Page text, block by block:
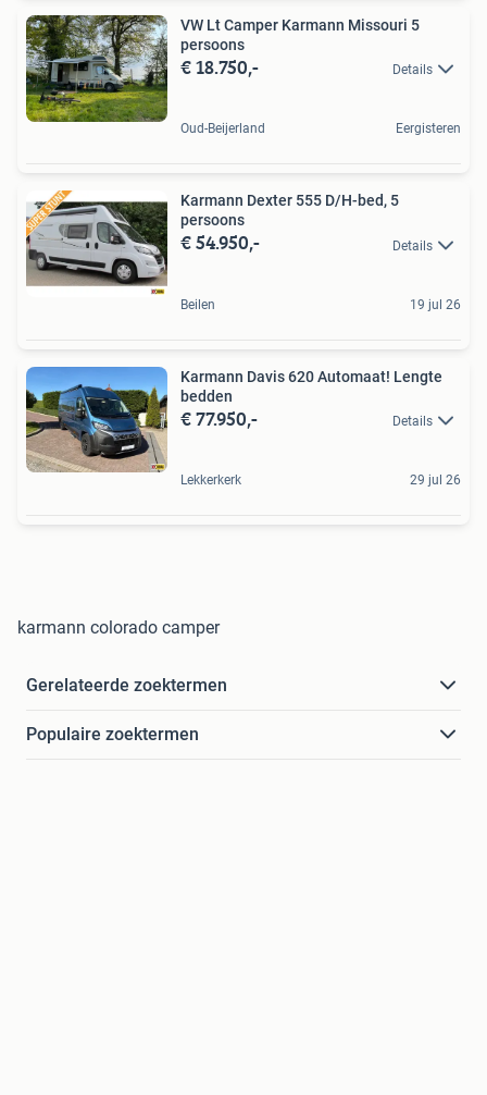
VW Lt Camper Karmann Missouri 5
persoons
€ 18.750,- Details
Oud-Beijerland Eergisteren
Karmann Dexter 555 D/H-bed, 5
persoons
€ 54.950,- Details
Beilen 19 jul 26
Karmann Davis 620 Automaat! Lengte
bedden
€ 77.950,- Details
Lekkerkerk 29 jul 26
karmann colorado camper
Gerelateerde zoektermen
Populaire zoektermen